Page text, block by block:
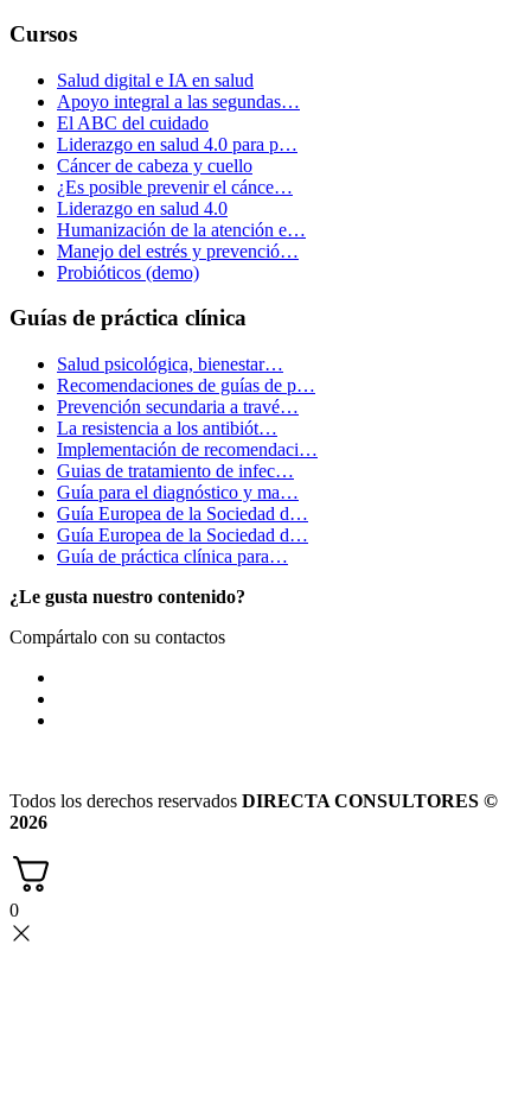
Cursos
Salud digital e IA en salud
Apoyo integral a las segundas…
El ABC del cuidado
Liderazgo en salud 4.0 para p…
Cáncer de cabeza y cuello
¿Es posible prevenir el cánce…
Liderazgo en salud 4.0
Humanización de la atención e…
Manejo del estrés y prevenció…
Probióticos (demo)
Guías de práctica clínica
Salud psicológica, bienestar…
Recomendaciones de guías de p…
Prevención secundaria a travé…
La resistencia a los antibiót…
Implementación de recomendaci…
Guias de tratamiento de infec…
Guía para el diagnóstico y ma…
Guía Europea de la Sociedad d…
Guía Europea de la Sociedad d…
Guía de práctica clínica para…
¿Le gusta nuestro contenido?
Compártalo con su contactos
Todos los derechos reservados DIRECTA CONSULTORES ©
2026
0